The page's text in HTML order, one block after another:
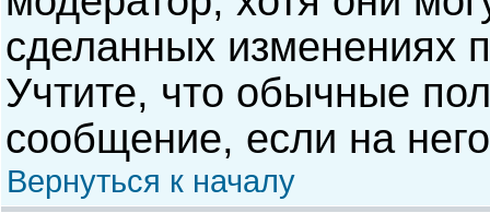
сделанных изменениях
Учтите, что обычные
сообщение, если на
Вернуться к началу